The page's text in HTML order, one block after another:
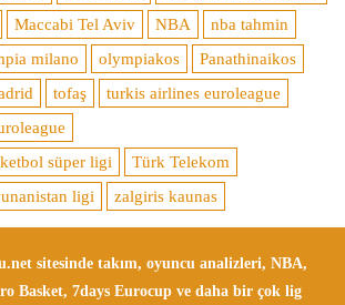
Maccabi Tel Aviv NBA
nba tahmin
milano olympiakos
Panathinaikos
tofaş
turkis airlines euroleague
süper ligi
Türk Telekom
ligi zalgiris kaunas
sitesinde takım, oyuncu analizleri, NBA,
Basket, 7days Eurocup ve daha bir çok lig